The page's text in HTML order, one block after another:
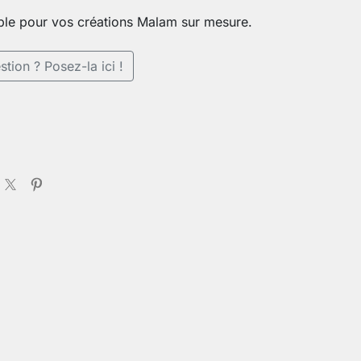
pour vos créations Malam sur mesure.
? Posez-la ici !